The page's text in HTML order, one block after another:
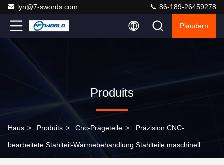
lyn@7-swords.com 86-189-26459278
Plaudern
Produits
Haus > Produits > Cnc-Prägeteile > Präzision CNC-
bearbeitete Stahlteil-Wärmebehandlung Stahlteile maschinell